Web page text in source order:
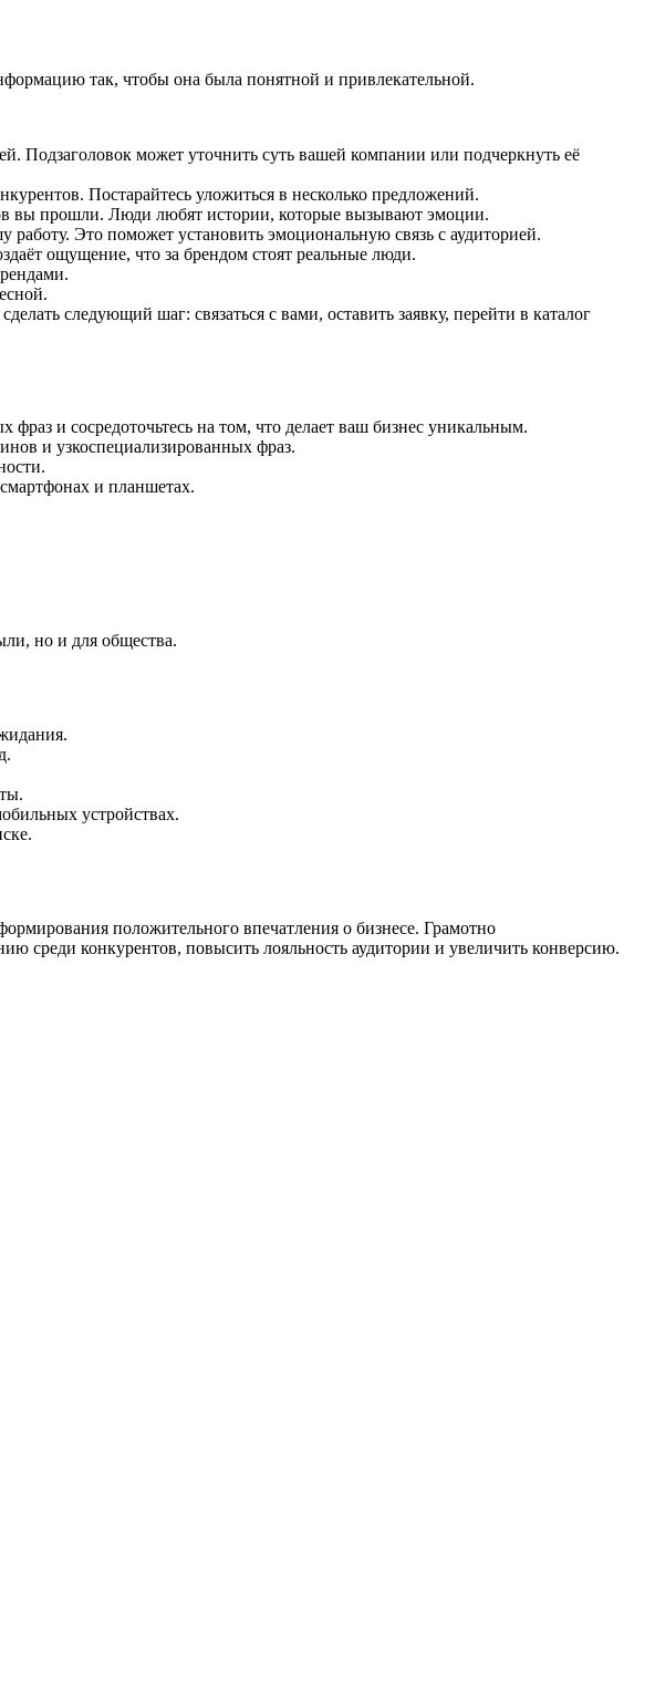
так, чтобы она была понятной и привлекательной.
Подзаголовок может уточнить суть вашей компании или подчеркнуть её
Постарайтесь уложиться в несколько предложений.
вы прошли. Люди любят истории, которые вызывают эмоции.
Это поможет установить эмоциональную связь с аудиторией.
ощущение, что за брендом стоят реальные люди.
следующий шаг: связаться с вами, оставить заявку, перейти в каталог
и сосредоточьтесь на том, что делает ваш бизнес уникальным.
и узкоспециализированных фраз.
и планшетах.
но и для общества.
устройствах.
положительного впечатления о бизнесе. Грамотно
среди конкурентов, повысить лояльность аудитории и увеличить конверсию.